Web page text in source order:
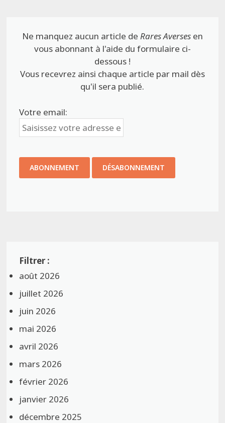
Ne manquez aucun article de Rares Aversesen
vous abonnant à l'aide du formulaire ci-
dessous !
Vous recevrez ainsi chaque article par mail dès
qu'il sera publié.
Votre email:
août 2026
juillet 2026
juin 2026
mai 2026
avril 2026
mars 2026
février 2026
janvier 2026
décembre 2025